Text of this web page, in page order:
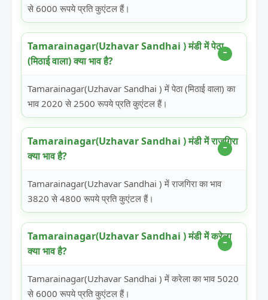
से 6000 रूपये प्रति कुएंटल हैं।
Tamarainagar(Uzhavar Sandhai ) मंडी में पेठा
(मिठाई वाला) क्या भाव है?
Tamarainagar(Uzhavar Sandhai ) में पेठा (मिठाई वाला) का
भाव 2020 से 2500 रूपये प्रति कुएंटल हैं।
Tamarainagar(Uzhavar Sandhai ) मंडी में राजगिरा
क्या भाव है?
Tamarainagar(Uzhavar Sandhai ) में राजगिरा का भाव
3820 से 4800 रूपये प्रति कुएंटल हैं।
Tamarainagar(Uzhavar Sandhai ) मंडी में करेला
क्या भाव है?
Tamarainagar(Uzhavar Sandhai ) में करेला का भाव 5020
से 6000 रूपये प्रति कुएंटल हैं।